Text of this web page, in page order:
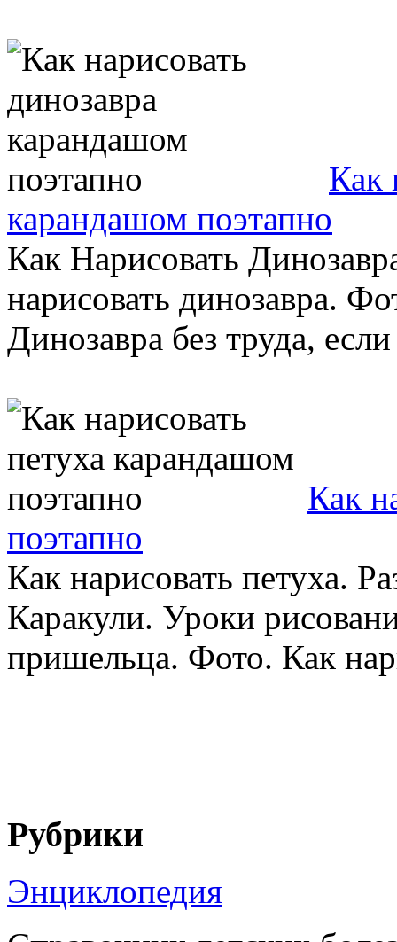
Как
карандашом поэтапно
Как Нарисовать
нарисовать динозавра.
Динозавра без труда,
Как
поэтапно
Как нарисовать петуха.
Каракули. Уроки
пришельца. Фото. Как
Рубрики
Энциклопедия